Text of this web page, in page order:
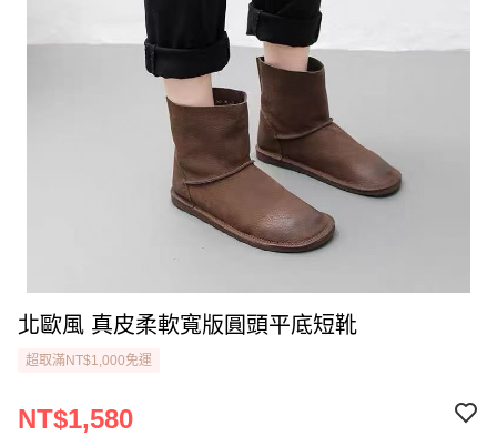
北歐風 真皮柔軟寬版圓頭平底短靴
超取滿NT$1,000免運
NT$1,580